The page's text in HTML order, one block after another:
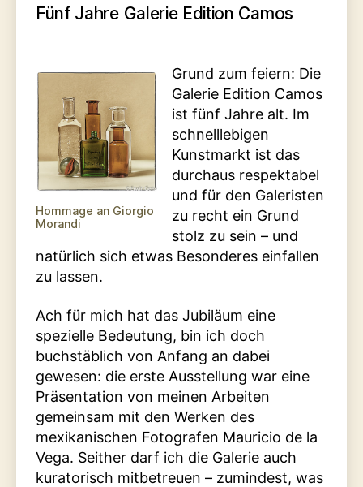
Fünf Jahre Galerie Edition Camos
Hommage an Giorgio
Morandi
Grund zum feiern: Die
Galerie Edition Camos
ist fünf Jahre alt. Im
schnelllebigen
Kunstmarkt ist das
durchaus respektabel
und für den Galeristen
zu recht ein Grund
stolz zu sein – und
natürlich sich etwas Besonderes einfallen
zu lassen.
Ach für mich hat das Jubiläum eine
spezielle Bedeutung, bin ich doch
buchstäblich von Anfang an dabei
gewesen: die erste Ausstellung war eine
Präsentation von meinen Arbeiten
gemeinsam mit den Werken des
mexikanischen Fotografen Mauricio de la
Vega. Seither darf ich die Galerie auch
kuratorisch mitbetreuen – zumindest, was